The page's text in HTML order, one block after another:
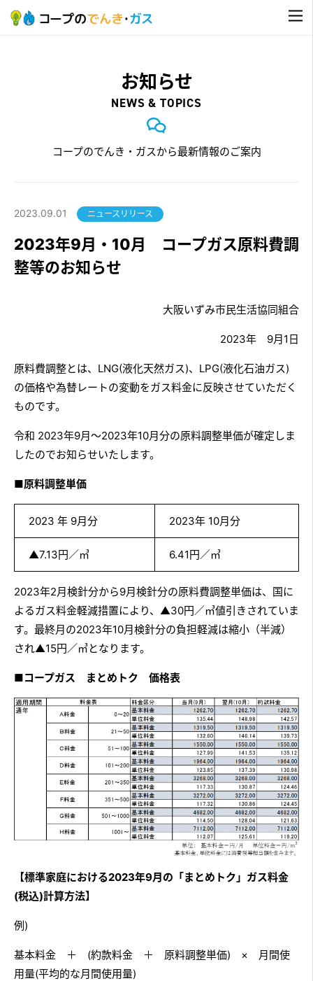
お知らせ
NEWS & TOPICS
コープのでんき・ガスから最新情報のご案内
2023.09.01 ニュースリリース
2023年9月・10月 コープガス原料費調
整等のお知らせ
大阪いずみ市民生活協同組合
2023年 9月1日
原料費調整とは、LNG(液化天然ガス)、LPG(液化石油ガス)
の価格や為替レートの変動をガス料金に反映させていただく
ものです。
令和 2023年9月～2023年10月分の原料調整単価が確定しま
したのでお知らせいたします。
■原料調整単価
2023 年 9月分 2023年 10月分
▲7.13円／㎥ 6.41円／㎥
2023年2月検針分から9月検針分の原料費調整単価は、国に
よるガス料金軽減措置により、▲30円／㎥値引きされていま
す。最終月の2023年10月検針分の負担軽減は縮小（半減）
され▲15円／㎥となります。
■コープガス まとめトク 価格表
【標準家庭における2023年9月の「まとめトク」ガス料金
(税込)計算方法】
例)
基本料金 ＋ (約款料金 ＋ 原料調整単価) × 月間使
用量(平均的な月間使用量)